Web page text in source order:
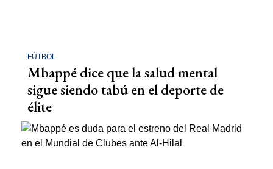
FÚTBOL
Mbappé dice que la salud mental
sigue siendo tabú en el deporte de
élite